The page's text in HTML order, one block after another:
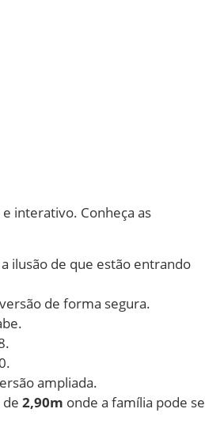
interativo. Conheça as
ilusão de que estão entrando
de forma segura.
ampliada.
2,90m onde a família pode se